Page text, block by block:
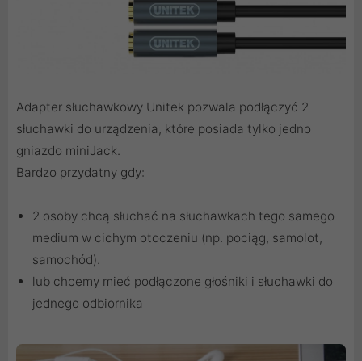
Adapter słuchawkowy Unitek pozwala podłączyć 2
słuchawki do urządzenia, które posiada tylko jedno
gniazdo miniJack.
Bardzo przydatny gdy:
2 osoby chcą słuchać na słuchawkach tego samego
medium w cichym otoczeniu (np. pociąg, samolot,
samochód).
lub chcemy mieć podłączone głośniki i słuchawki do
jednego odbiornika